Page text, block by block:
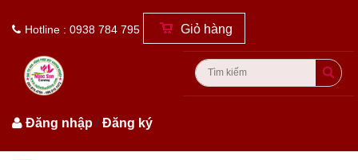
Hotline : 0938 784 795 Giỏ hàng
Đăng nhập /Đăng ký